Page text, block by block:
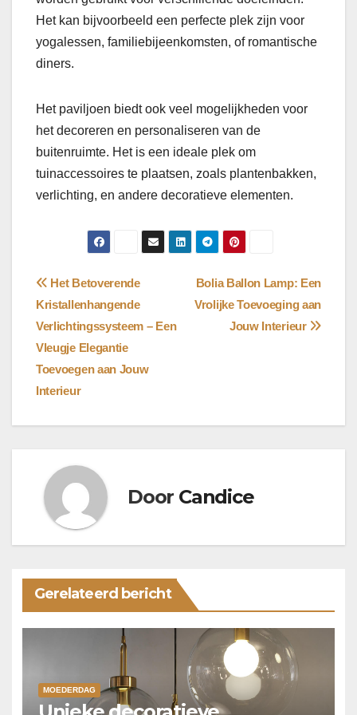
Het kan bijvoorbeeld een perfecte plek zijn voor
yogalessen, familiebijeenkomsten, of romantische
diners.
Het paviljoen biedt ook veel mogelijkheden voor
het decoreren en personaliseren van de
buitenruimte. Het is een ideale plek om
tuinaccessoires te plaatsen, zoals plantenbakken,
verlichting, en andere decoratieve elementen.
Bericht
navigatie
Bolia Ballon Lamp: Een
Vrolijke Toevoeging aan
Jouw Interieur
Het Betoverende
Kristallenhangende
Verlichtingssysteem – Een
Vleugje Elegantie
Toevoegen aan Jouw
Interieur
Door Candice
Gerelateerd bericht
MOEDERDAG